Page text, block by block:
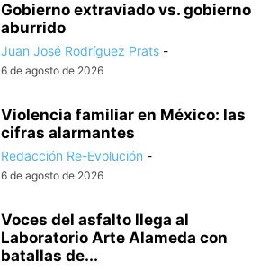
Gobierno extraviado vs. gobierno
aburrido
Juan José Rodríguez Prats -
6 de agosto de 2026
Violencia familiar en México: las
cifras alarmantes
Redacción Re-Evolución -
6 de agosto de 2026
Voces del asfalto llega al
Laboratorio Arte Alameda con
batallas de...